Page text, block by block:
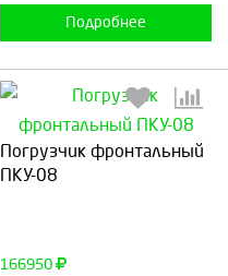
Подробнее
Погрузчик фронтальный
ПКУ-08
166950
Выберите количество:
Продолжить